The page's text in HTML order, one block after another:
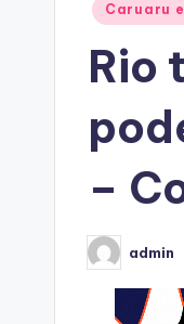
Posted
Caruaru
Rio
–
Posted
by
admin